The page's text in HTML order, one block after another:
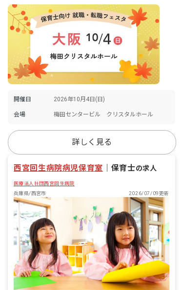
開催日 2026年10月4日(日)
会場 梅田センタービル クリスタルホール
詳しく見る
西宮回生病院病児保育室 保育士の求人
医療法人社団西宮回生病院
兵庫県/西宮市
2026/07/09更新